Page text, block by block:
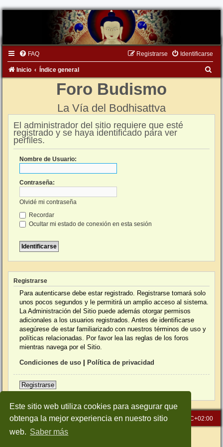
Este sitio web utiliza cookies para asegurar que
obtenga la mejor experiencia en nuestro sitio
web. Saber más
FAQ Identificarse
Registrarse
Inicio Índice general
Foro Budismo
La Vía del Bodhisattva
El administrador del sitio requiere que esté
registrado y se haya identificado para ver
perfiles.
Nombre de Usuario:
Contraseña:
Olvidé mi contraseña
Recordar
Ocultar mi estado de conexión en esta sesión
Registrarse
Para autenticarse debe estar registrado. Registrarse tomará solo
unos pocos segundos y le permitirá un amplio acceso al sistema.
La Administración del Sitio puede además otorgar permisos
adicionales a los usuarios registrados. Antes de identificarse
asegúrese de estar familiarizado con nuestros términos de uso y
políticas relacionadas. Por favor lea las reglas de los foros
mientras navega por el Sitio.
Condiciones de uso Política de privacidad
Registrarse
Inicio Índice general Todos los horarios son UTC+02:00
Desarrollado porphpBB